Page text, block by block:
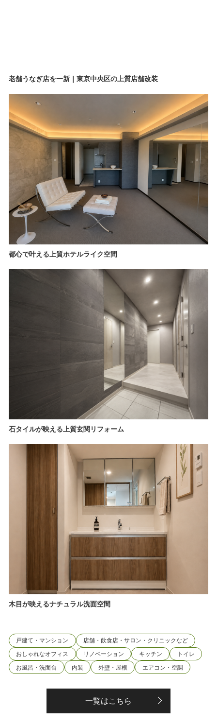
老舗うなぎ店を一新｜東京中央区の上質店舗改装
都心で叶える上質ホテルライク空間
石タイルが映える上質玄関リフォーム
木目が映えるナチュラル洗面空間
戸建て・マンション
店舗・飲食店・サロン・クリニックなど
おしゃれなオフィス
リノベーション キッチン
トイレ
お風呂・洗面台
内装 外壁・屋根 エアコン・空調
一覧はこちら